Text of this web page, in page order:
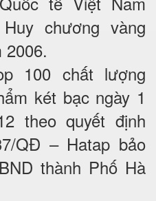
chương vàng
2006.
100 chất lượng
két bạc ngày 1
theo quyết định
QĐ – Hatap bảo
thành Phố Hà